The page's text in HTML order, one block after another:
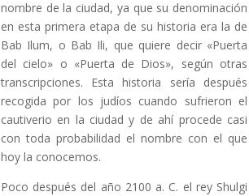
nombre de la ciudad, ya que su denominación
en esta primera etapa de su historia era la de
Bab Ilum, o Bab Ili, que quiere decir «Puerta
del cielo» o «Puerta de Dios», según otras
transcripciones. Esta historia sería después
recogida por los judíos cuando sufrieron el
cautiverio en la ciudad y de ahí procede casi
con toda probabilidad el nombre con el que
hoy la conocemos.
Poco después del año 2100 a. C. el rey Shulgi